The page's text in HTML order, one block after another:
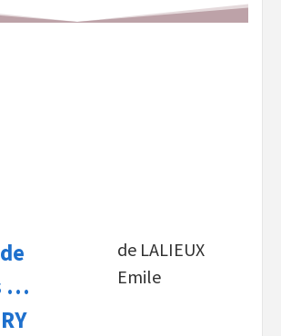
…
de LALIEUX
Emile